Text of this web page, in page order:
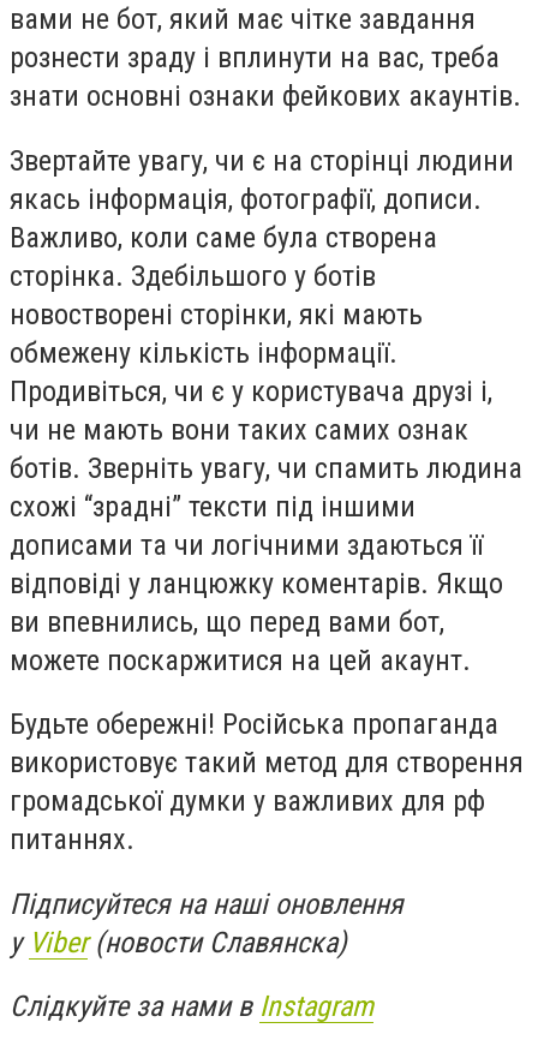
вами не бот, який має чітке завдання
рознести зраду і вплинути на вас, треба
знати основні ознаки фейкових акаунтів.
Звертайте увагу, чи є на сторінці людини
якась інформація, фотографії, дописи.
Важливо, коли саме була створена
сторінка. Здебільшого у ботів
новостворені сторінки, які мають
обмежену кількість інформації.
Продивіться, чи є у користувача друзі і,
чи не мають вони таких самих ознак
ботів. Зверніть увагу, чи спамить людина
схожі “зрадні” тексти під іншими
дописами та чи логічними здаються її
відповіді у ланцюжку коментарів. Якщо
ви впевнились, що перед вами бот,
можете поскаржитися на цей акаунт.
Будьте обережні! Російська пропаганда
використовує такий метод для створення
громадської думки у важливих для рф
питаннях.
Підписуйтеся на наші оновлення
у Viber(новости Славянска)
Слідкуйте за нами в Instagram